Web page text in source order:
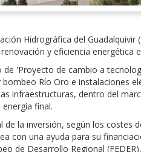
Hidrográfica del
y eficiencia energética
'Proyecto de cambio a
bombeo Río Oro e instalaciones
infraestructuras, dentro del
final.
de la inversión, según los costes
con una ayuda para su
de Desarrollo Regional